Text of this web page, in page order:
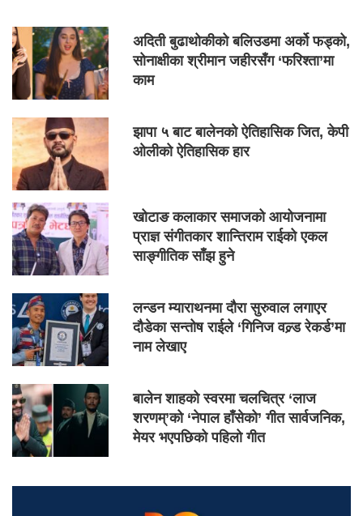
अदिती बुढाथोकीको बलिउडमा अर्को फड्को,
सोनाक्षीका श्रीमान जहीरसँग ‘फरिश्ता’मा
काम
झापा ५ बाट बालेनको ऐतिहासिक जित, केपी
ओलीको ऐतिहासिक हार
खोटाङ कलाकार समाजको आयोजनामा
प्राज्ञ संगीतकार शान्तिराम राईको एकल
साङ्गीतिक साँझ हुने
लन्डन म्याराथनमा दौरा सुरुवाल लगाएर
दौडेका सन्तोष राईले ‘गिनिज वल्र्ड रेकर्ड’मा
नाम लेखाए
बालेन शाहको स्वरमा चलचित्र ‘लाज
शरणम्’को ‘नेपाल हाँसेको’ गीत सार्वजनिक,
मेयर भएपछिको पहिलो गीत